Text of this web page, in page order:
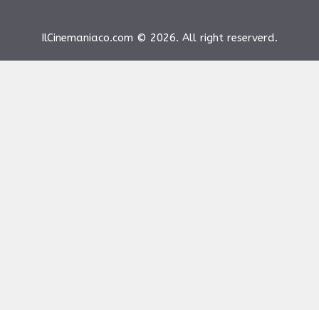
IlCinemaniaco.com © 2026. All right reserverd.